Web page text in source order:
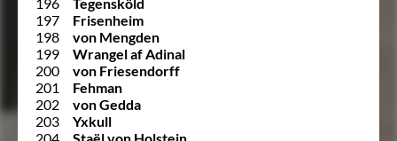
197
Frisenheim
198
von Mengden
199
Wrangel af Adinal
200
von Friesendorff
201
Fehman
202
von Gedda
203
Yxkull